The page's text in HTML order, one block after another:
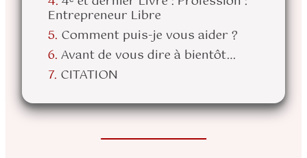
Entrepreneur Libre
Comment puis-je vous aider ?
Avant de vous dire à bientôt…
CITATION